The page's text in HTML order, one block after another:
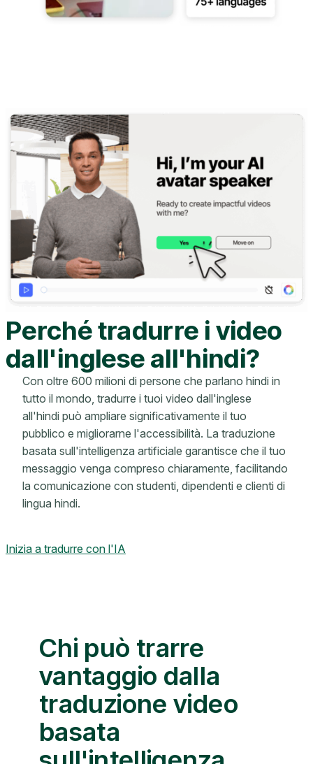
Perché tradurre i video
dall'inglese all'hindi?
Con oltre 600 milioni di persone che parlano hindi in
tutto il mondo, tradurre i tuoi video dall'inglese
all'hindi può ampliare significativamente il tuo
pubblico e migliorarne l'accessibilità. La traduzione
basata sull'intelligenza artificiale garantisce che il tuo
messaggio venga compreso chiaramente, facilitando
la comunicazione con studenti, dipendenti e clienti di
lingua hindi.
Inizia a tradurre con l'IA
Chi può trarre
vantaggio dalla
traduzione video
basata